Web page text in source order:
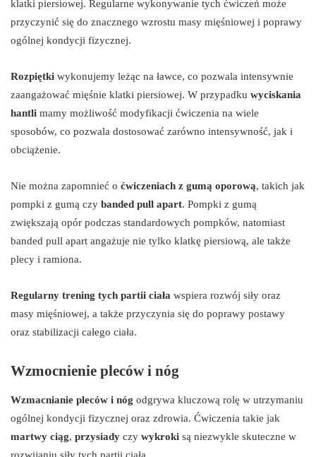
klatki piersiowej. Regularne wykonywanie tych ćwiczeń może
przyczynić się do znacznego wzrostu masy mięśniowej i poprawy
ogólnej kondycji fizycznej.
Rozpiętki wykonujemy leżąc na ławce, co pozwala intensywnie
zaangażować mięśnie klatki piersiowej. W przypadku wyciskania
hantli mamy możliwość modyfikacji ćwiczenia na wiele
sposobów, co pozwala dostosować zarówno intensywność, jak i
obciążenie.
Nie można zapomnieć o ćwiczeniach z gumą oporową, takich jak
pompki z gumą czy banded pull apart. Pompki z gumą
zwiększają opór podczas standardowych pompków, natomiast
banded pull apart angażuje nie tylko klatkę piersiową, ale także
plecy i ramiona.
Regularny trening tych partii ciała wspiera rozwój siły oraz
masy mięśniowej, a także przyczynia się do poprawy postawy
oraz stabilizacji całego ciała.
Wzmocnienie pleców i nóg
Wzmacnianie pleców i nóg odgrywa kluczową rolę w utrzymaniu
ogólnej kondycji fizycznej oraz zdrowia. Ćwiczenia takie jak
martwy ciąg, przysiady czy wykroki są niezwykle skuteczne w
rozwijaniu siły tych partii ciała.